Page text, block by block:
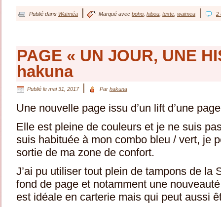
Publié dans Waïméa Marqué avec boho hibou texte waimea 2
PAGE « UN JOUR, UNE
hakuna
Publié le mai 31, 2017 Par hakuna
Une nouvelle page issu d’un lift d’une
Elle est pleine de couleurs et je ne suis
suis habituée à mon combo bleu / vert, je
sortie de ma zone de confort.
J’ai pu utiliser tout plein de tampons de la
fond de page et notamment une
est idéale en carterie mais qui peut aussi